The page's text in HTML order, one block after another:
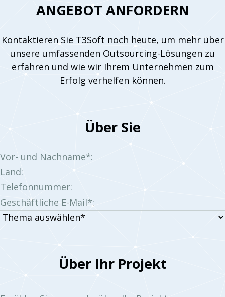
ANGEBOT ANFORDERN
Kontaktieren Sie T3Soft noch heute, um mehr über
unsere umfassenden Outsourcing-Lösungen zu
erfahren und wie wir Ihrem Unternehmen zum
Erfolg verhelfen können.
Über Sie
Vor- und Nachname*:
Land:
Telefonnummer:
Geschäftliche E-Mail*:
Thema
Über Ihr Projekt